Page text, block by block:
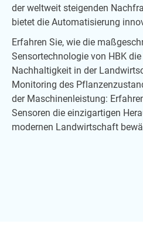
der weltweit steigenden
bietet die Automatisierung
Erfahren Sie, wie die
Sensortechnologie von HBK
Nachhaltigkeit in der
Monitoring des
der Maschinenleistung:
Sensoren die einzigartigen
modernen Landwirtschaft